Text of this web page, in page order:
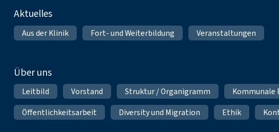
Fußnavigation
Aktuelles
Aus der Klinik Fort- und Weiterbildung Veranstaltungen
Über uns
Leitbild Vorstand Struktur / Organigramm Kommunale
Öffentlichkeitsarbeit
Diversity und Migration Ethik